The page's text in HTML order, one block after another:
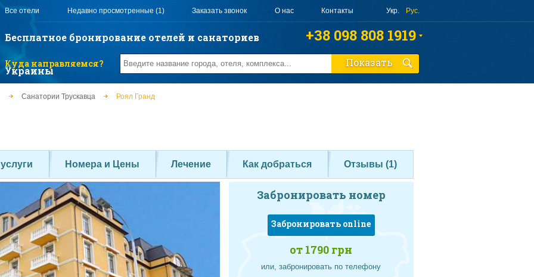
Санатории Трускавца Роял Гранд
Номера и Цены Лечение Как добраться Отзывы (1)
Забронировать номер
Забронировать online
от 1790 грн
или, забронировать по телефону
Все отели Недавно просмотренные (1) Заказать звонок О нас Контакты Укр. Рус.
Бесплатное бронирование отелей и санаториев
Украины
+38 098 808 1919
+38 063 808 1919
+38 095 010 4644
Куда направляемся? Показать